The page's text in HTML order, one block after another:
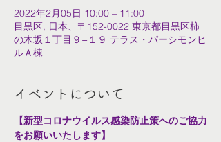
2022年2月05日 10:00 – 11:00
目黒区, 日本、〒152-0022 東京都目黒区柿
の木坂１丁目９−１９ テラス・パーシモンヒ
ルＡ棟
イベントについて
【新型コロナウイルス感染防止策へのご協力
をお願いいたします】